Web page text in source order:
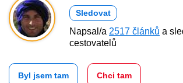
Sledovat
Napsal/a 2517 článků a
cestovatelů
Byl jsem tam Chci tam